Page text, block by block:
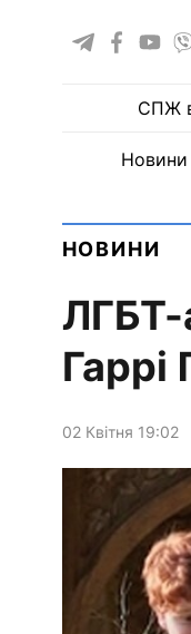
СПЖ в
Новини
НОВИНИ
ЛГБТ-
Гаррі
02 Квiтня 19:02